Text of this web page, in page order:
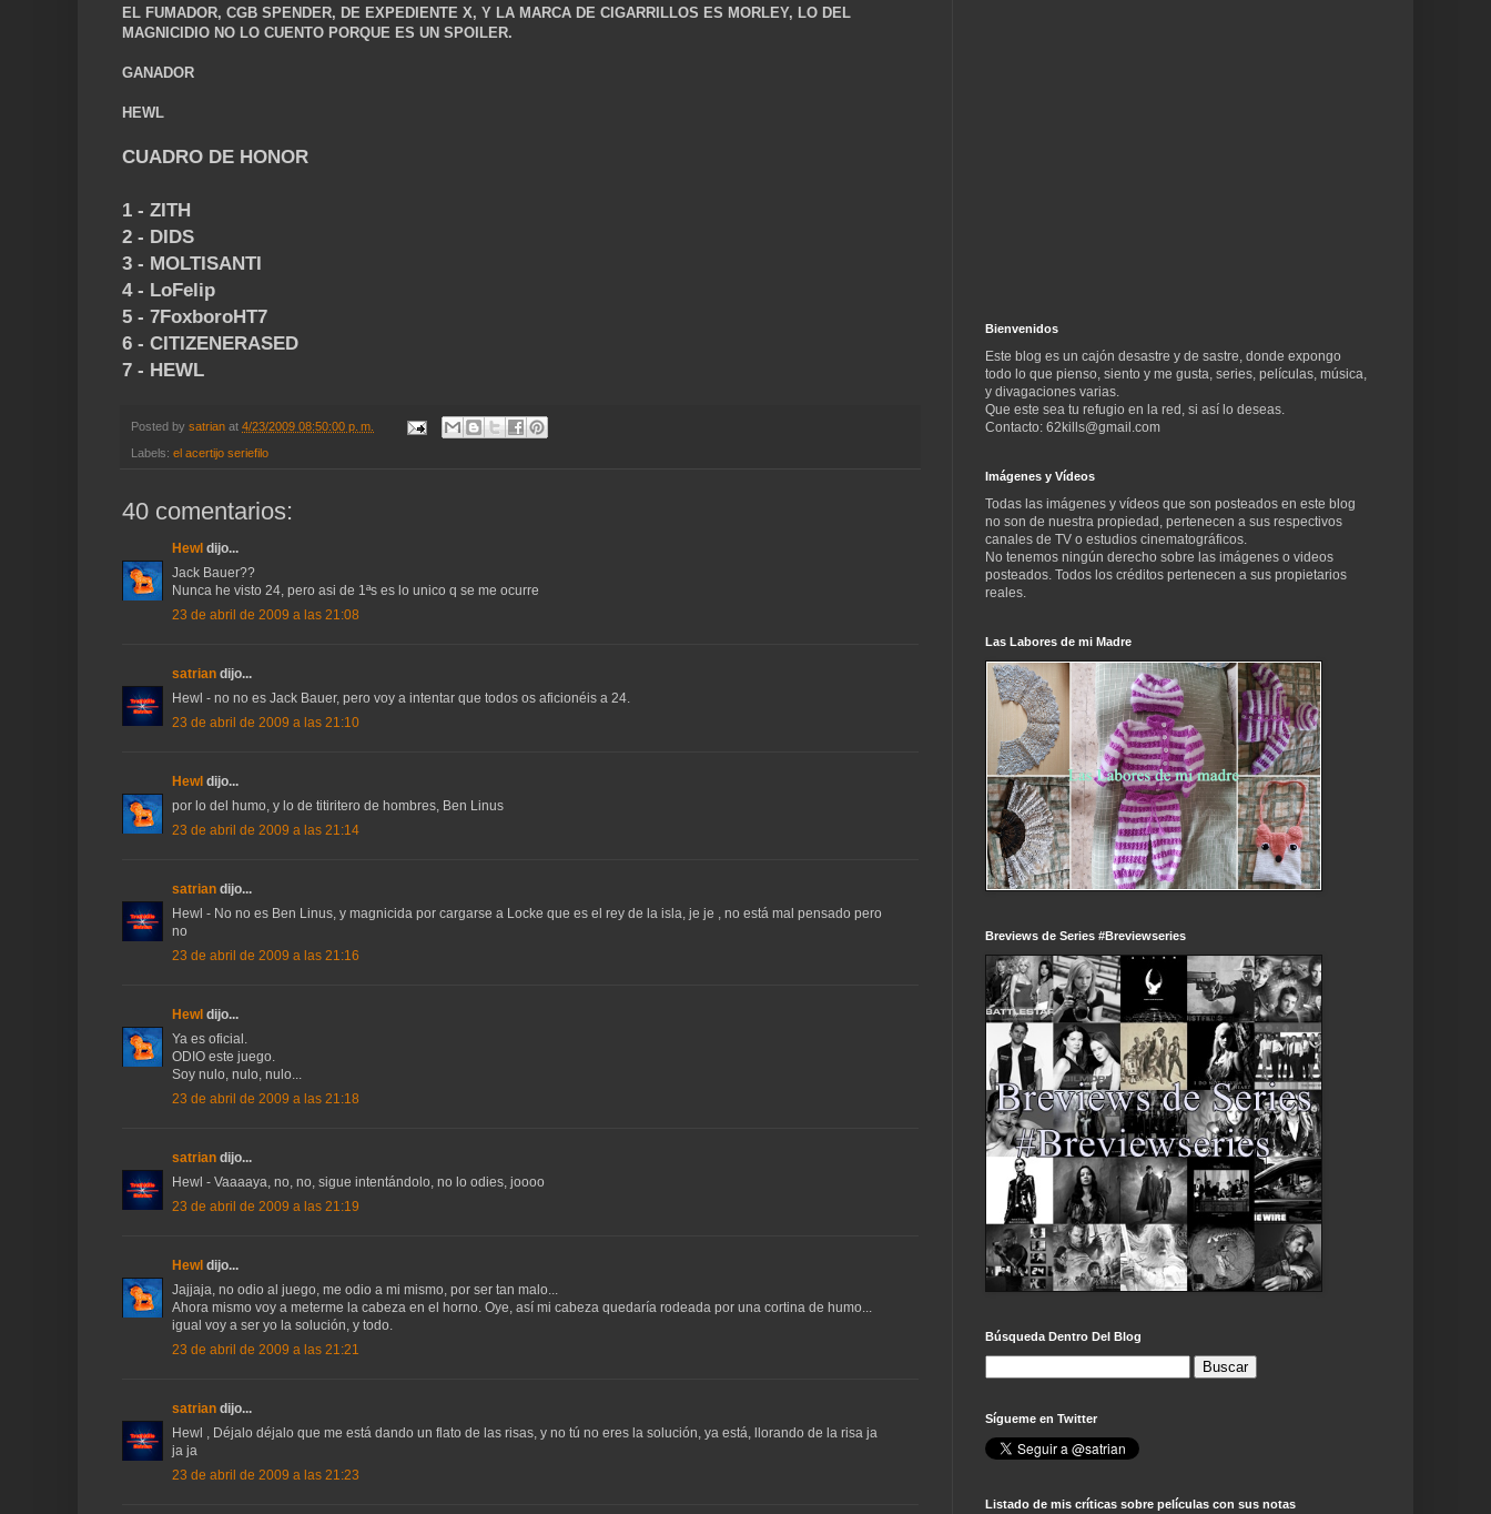
EL FUMADOR, CGB SPENDER, DE EXPEDIENTE X, Y LA MARCA DE CIGARRILLOS ES MORLEY, LO DEL
MAGNICIDIO NO LO CUENTO PORQUE ES UN SPOILER.
GANADOR
HEWL
CUADRO DE HONOR
1 - ZITH
2 - DIDS
3 - MOLTISANTI
4 - LoFelip
5 - 7FoxboroHT7
6 - CITIZENERASED
7 - HEWL
Posted by satrian at 4/23/2009 08:50:00 p. m.
Labels: el acertijo seriefilo
40 comentarios:
Hewl dijo...
Jack Bauer??
Nunca he visto 24, pero asi de 1ªs es lo unico q se me ocurre
23 de abril de 2009 a las 21:08
satrian dijo...
Hewl - no no es Jack Bauer, pero voy a intentar que todos os aficionéis a 24.
23 de abril de 2009 a las 21:10
Hewl dijo...
por lo del humo, y lo de titiritero de hombres, Ben Linus
23 de abril de 2009 a las 21:14
satrian dijo...
Hewl - No no es Ben Linus, y magnicida por cargarse a Locke que es el rey de la isla, je je , no está mal pensado pero
no
23 de abril de 2009 a las 21:16
Hewl dijo...
Ya es oficial.
ODIO este juego.
Soy nulo, nulo, nulo...
23 de abril de 2009 a las 21:18
satrian dijo...
Hewl - Vaaaaya, no, no, sigue intentándolo, no lo odies, joooo
23 de abril de 2009 a las 21:19
Hewl dijo...
Jajjaja, no odio al juego, me odio a mi mismo, por ser tan malo...
Ahora mismo voy a meterme la cabeza en el horno. Oye, así mi cabeza quedaría rodeada por una cortina de humo...
igual voy a ser yo la solución, y todo.
23 de abril de 2009 a las 21:21
satrian dijo...
Hewl , Déjalo déjalo que me está dando un flato de las risas, y no tú no eres la solución, ya está, llorando de la risa ja
ja ja
23 de abril de 2009 a las 21:23
Bienvenidos
Este blog es un cajón desastre y de sastre, donde expongo
todo lo que pienso, siento y me gusta, series, películas, música,
y divagaciones varias.
Que este sea tu refugio en la red, si así lo deseas.
Contacto: 62kills@gmail.com
Imágenes y Vídeos
Todas las imágenes y vídeos que son posteados en este blog
no son de nuestra propiedad, pertenecen a sus respectivos
canales de TV o estudios cinematográficos.
No tenemos ningún derecho sobre las imágenes o videos
posteados. Todos los créditos pertenecen a sus propietarios
reales.
Las Labores de mi Madre
Breviews de Series #Breviewseries
Búsqueda Dentro Del Blog
Sígueme en Twitter
Listado de mis críticas sobre películas con sus notas